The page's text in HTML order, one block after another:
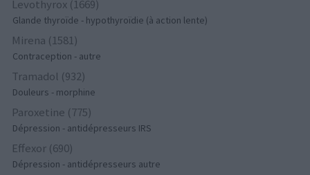
Levothyrox (1669)
Glande thyroïde - hypothyroïdie (à action lente)
Mirena (1581)
Contraception - autre
Tramadol (932)
Douleurs - morphine
Paroxetine (775)
Dépression - antidépresseurs IRS
Effexor (690)
Dépression - antidépresseurs autre